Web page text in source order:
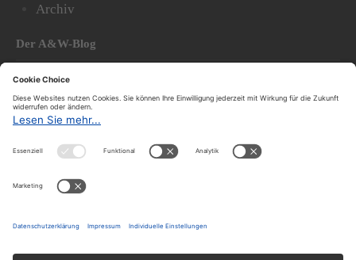
Archiv
Der A&W-Blog
DerA&W-Blog
hat sich in den vergangenen Jahren zu einem der
bedeutendsten politischen Blogs in Österreich
entwickelt.